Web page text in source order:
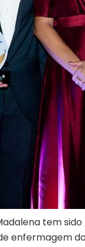
tem
enfermagem